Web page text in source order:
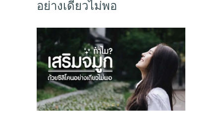
อย่างเดียวไม่พอ